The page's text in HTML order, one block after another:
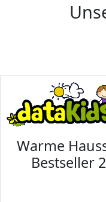
Warme
Bestseller